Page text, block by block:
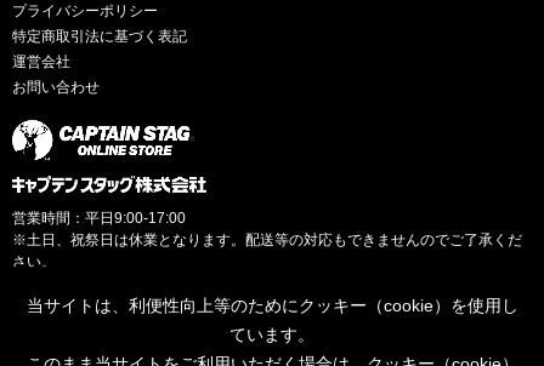
プライバシーポリシー
特定商取引法に基づく表記
運営会社
お問い合わせ
営業時間：平日9:00-17:00
※土日、祝祭日は休業となります。配送等の対応もできませんのでご了承くだ
さい。
当サイトは、利便性向上等のためにクッキー（cookie）を使用し
ています。